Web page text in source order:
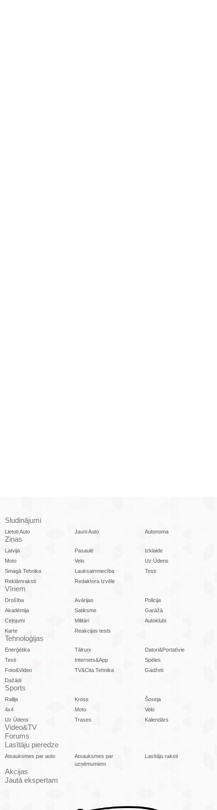
Sludinājumi
Lietoti Auto Jauni Auto Autonoma
Ziņas
Latvijā Pasaulē
Izklaide
Moto
Velo
Uz Ūdens
Smagā Tehnika
Lauksaimniecība
Testi
Reklāmraksti
Redaktora Izvēle
Vīriem
Drošība Avārijas
Policija
Akadēmija
Satiksme
Garāžā
Ceļojumi
Militāri
Autoklubi
Karte
Reakcijas tests
Tehnoloģijas
Enerģētika Tālruņi
Datori&Portatīvie
Testi
Internets&App
Spēles
Foto&Video
TV&Cita Tehnika
Gadžeti
Dažādi
Sports
Rallijs Kross
Šoseja
4x4
Moto
Velo
Uz Ūdens
Trases Kalendārs
Video&TV
Forums
Lasītāju pieredze
Atsauksmes par auto
Atsauksmes par
uzņēmumiem
Lasītāju raksti
Akcijas
Jautā ekspertam